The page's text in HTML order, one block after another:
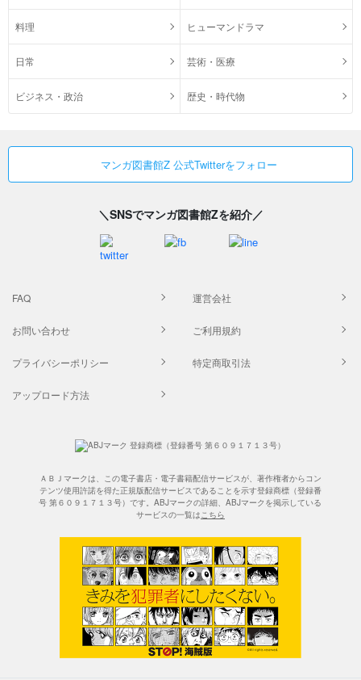
料理 ヒューマンドラマ
日常 芸術・医療
ビジネス・政治 歴史・時代物
マンガ図書館Z 公式Twitterをフォロー
＼SNSでマンガ図書館Zを紹介／
FAQ 運営会社
お問い合わせ ご利用規約
プライバシーポリシー 特定商取引法
アップロード方法
ＡＢＪマークは、この電子書店・電子書籍配信サービスが、著作権者からコン
テンツ使用許諾を得た正規版配信サービスであることを示す登録商標（登録番
号 第６０９１７１３号）です。ABJマークの詳細、ABJマークを掲示している
サービスの一覧はこちら